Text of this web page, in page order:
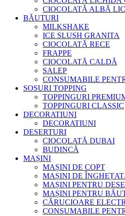
CIOCOLATĂ ALBĂ
BĂUTURI
MILKSHAKE
ICE SLUSH GRANITA
CIOCOLATĂ RECE
FRAPPE
CIOCOLATĂ CALDĂ
SALEP
CONSUMABILE
SOSURI TOPPING
TOPPINGURI
TOPPINGURI CLASSIC
DECORATIUNI
DECORATIUNI
DESERTURI
CIOCOLATĂ DUBAI
BUDINCĂ
MAȘINI
MAȘINI DE COPT
MAȘINI DE
MAȘINI PENTRU
MAȘINI PENTRU
CĂRUCIOARE
CONSUMABILE